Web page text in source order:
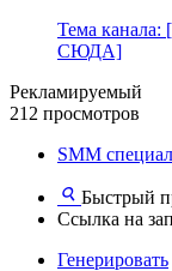
Тема
СЮДА]
Рекламируемый
212 просмотров
SMM
Быстрый
Ссылка на
Генерировать